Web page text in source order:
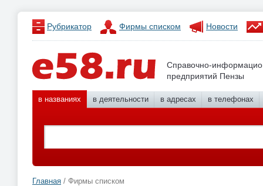
Рубрикатор Фирмы списком Новости
Справочно-
предприятий Пензы
в названиях в деятельности в адресах в телефонах
Главная / Фирмы списком